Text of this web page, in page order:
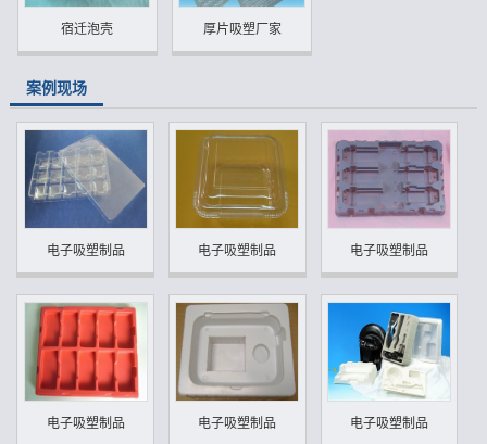
宿迁泡壳 厚片吸塑厂家
案例现场
电子吸塑制品 电子吸塑制品 电子吸塑制品
电子吸塑制品 电子吸塑制品 电子吸塑制品